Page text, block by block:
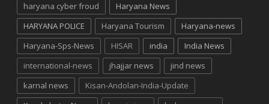
haryana cyber froud
Haryana News
HARYANA POLICE
Haryana Tourism
Haryana-news
Haryana-Sps-News
HISAR india
India News
international-news
jhajjar news
jind news
karnal news
Kisan-Andolan-India-Update